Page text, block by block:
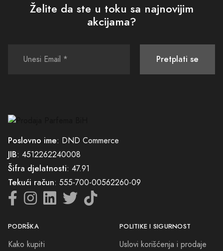
Želite da ste u toku sa najnovijim
akcijama?
Pretplati se
Poslovno ime: DND Commerce
JIB: 4512262240008
Šifra djelatnosti: 47.91
Tekući račun: 555-700-00562260-09
PODRŠKA
Kako kupiti
POLITIKE I SIGURNOST
Uslovi korišćenja i prodaje